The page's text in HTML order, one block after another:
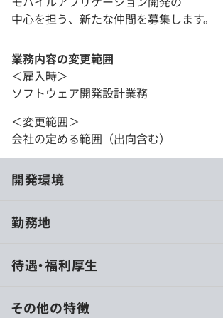
中心を担う、新たな仲間を募集します。
業務内容の変更範囲
＜雇入時＞
ソフトウェア開発設計業務
＜変更範囲＞
会社の定める範囲（出向含む）
開発環境
の上ご希望のマシンを支給する場合もあり
勤務地
待遇・福利厚生
その他の特徴